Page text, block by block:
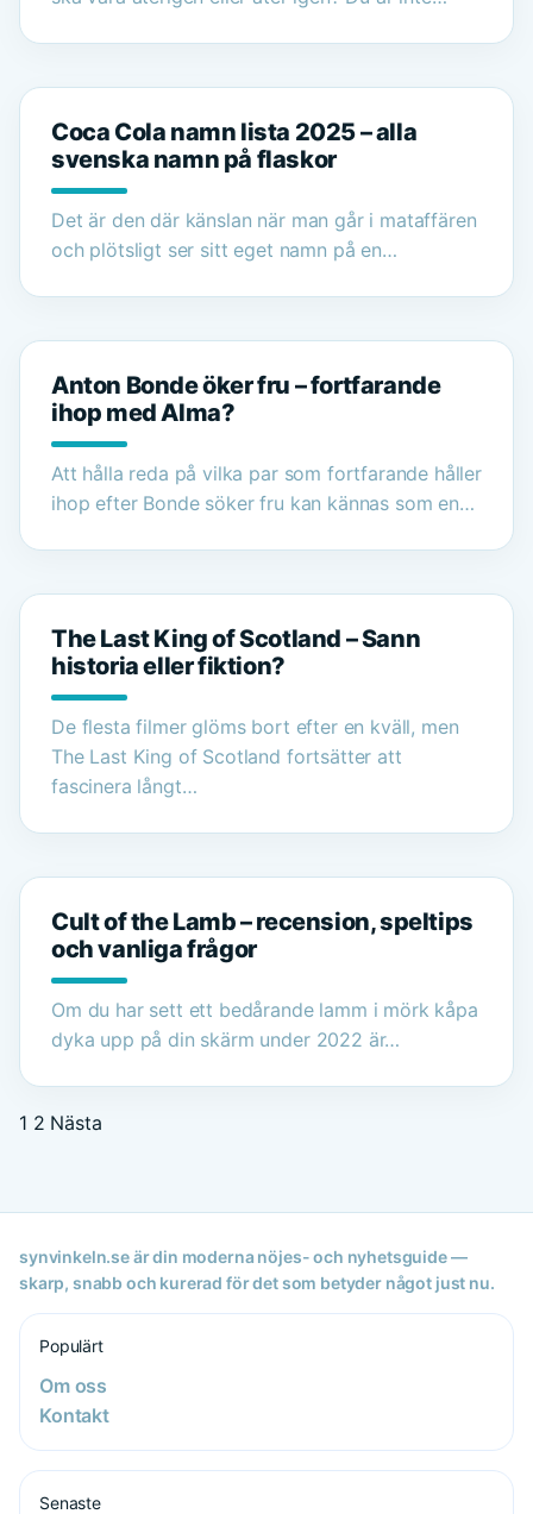
Coca Cola namn lista 2025 – alla
svenska namn på flaskor
Det är den där känslan när man går i mataffären
och plötsligt ser sitt eget namn på en…
Anton Bonde öker fru – fortfarande
ihop med Alma?
Att hålla reda på vilka par som fortfarande håller
ihop efter Bonde söker fru kan kännas som en…
The Last King of Scotland – Sann
historia eller fiktion?
De flesta filmer glöms bort efter en kväll, men
The Last King of Scotland fortsätter att
fascinera långt…
Cult of the Lamb – recension, speltips
och vanliga frågor
Om du har sett ett bedårande lamm i mörk kåpa
dyka upp på din skärm under 2022 är…
1 2 Nästa
synvinkeln.se är din moderna nöjes- och nyhetsguide —
skarp, snabb och kurerad för det som betyder något just nu.
Populärt
Om oss
Kontakt
Senaste